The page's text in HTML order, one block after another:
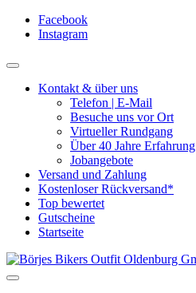
Facebook
Instagram
Kontakt & über uns
Telefon | E-Mail
Besuche uns vor Ort
Virtueller Rundgang
Über 40 Jahre Erfahrung
Jobangebote
Versand und Zahlung
Kostenloser Rückversand*
Top bewertet
Gutscheine
Startseite